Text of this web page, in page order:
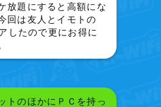
放題にすると高額にな
回は友人とイモトの
したので更にお得に
トのほかにＰＣを持っ